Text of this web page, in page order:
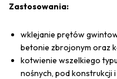
Zastosowania:
wklejanie prętów
betonie zbrojonym oraz
kotwienie wszelkiego
nośnych, pod konstrukcji